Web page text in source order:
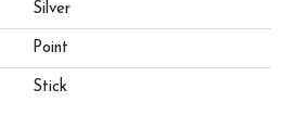
Silver
Point
Stick